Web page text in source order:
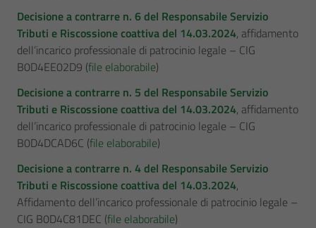
Decisione a contrarre n. 6 del Responsabile Servizio
Tributi e Riscossione coattiva del 14.03.2024, affidamento
dell’incarico professionale di patrocinio legale – CIG
B0D4EE02D9 (file elaborabile)
Decisione a contrarre n. 5 del Responsabile Servizio
Tributi e Riscossione coattiva del 14.03.2024, affidamento
dell’incarico professionale di patrocinio legale – CIG
B0D4DCAD6C (file elaborabile)
Decisione a contrarre n. 4 del Responsabile Servizio
Tributi e Riscossione coattiva del 14.03.2024,
Affidamento dell’incarico professionale di patrocinio legale –
CIG B0D4C81DEC (file elaborabile)